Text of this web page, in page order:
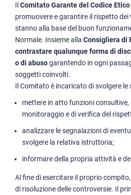
Il Comitato Garante del Codice Etico
promuovere e garantire il rispetto dei
stanno alla base del buon
Normale. Insieme alla Consigliera di
contrastare qualunque forma di
o di abusogarantendo in ogni
soggetti coinvolti.
Il Comitato è incaricato di svolgere
mettere in atto funzioni consultive,
monitoraggio e di verifica del
analizzare le segnalazioni di
svolgere la relativa istruttoria;
informare della propria attività e
Al fine di esercitare il proprio
di risoluzione delle controversie. Il